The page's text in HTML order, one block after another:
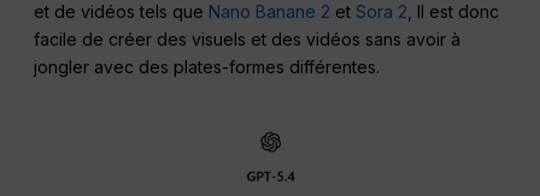
et de vidéos tels que Nano Banane 2 etSora 2, Il est donc
facile de créer des visuels et des vidéos sans avoir à
jongler avec des plates-formes différentes.